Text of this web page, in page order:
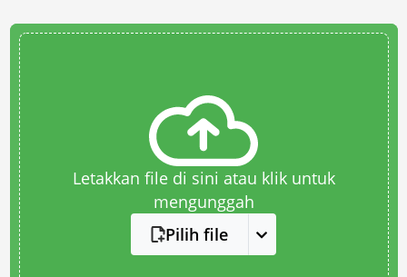
Letakkan file di sini atau klik untuk
mengunggah
Pilih file